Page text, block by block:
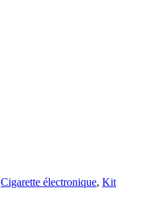
Cigarette électronique, Kit